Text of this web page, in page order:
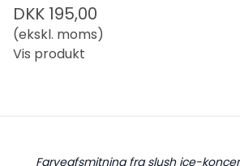
DKK 195,00
(ekskl. moms)
Vis produkt
Farveafsmitning fra slush ice-